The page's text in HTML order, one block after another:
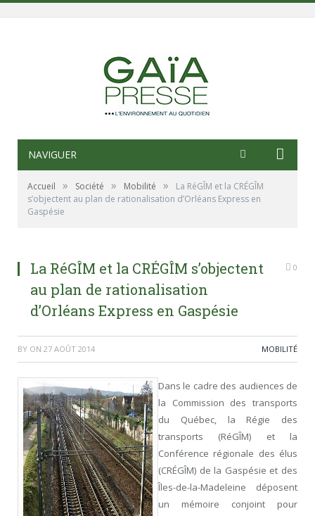
NAVIGUER
Accueil » Société » Mobilité »
La RéGÎM et la CRÉGÎM
s’objectent au plan de rationalisation d’Orléans Express en
Gaspésie
La RéGÎM et la CRÉGÎM s’objectent
au plan de rationalisation
d’Orléans Express en Gaspésie
0
BY ON 27 AOÛT 2014 MOBILITÉ
Dans le cadre des audiences de
la Commission des transports
du Québec, la Régie des
transports (RéGÎM) et la
Conférence régionale des élus
(CRÉGÎM) de la Gaspésie et des
Îles-de-la-Madeleine déposent
un mémoire conjoint pour